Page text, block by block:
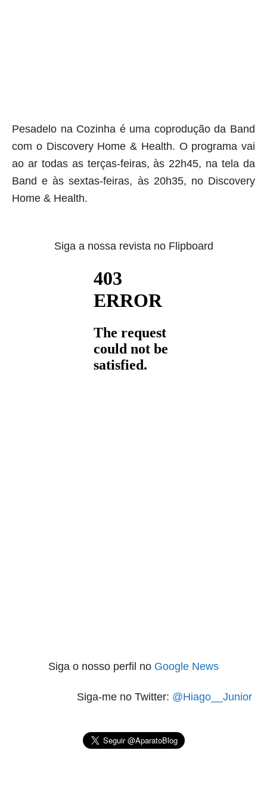
Pesadelo na Cozinha é uma coprodução da Band
com o Discovery Home & Health. O programa vai
ao ar todas as terças-feiras, às 22h45, na tela da
Band e às sextas-feiras, às 20h35, no Discovery
Home & Health.
Siga a nossa revista no Flipboard
Siga o nosso perfil no Google News
Siga-me no Twitter: @Hiago__Junior